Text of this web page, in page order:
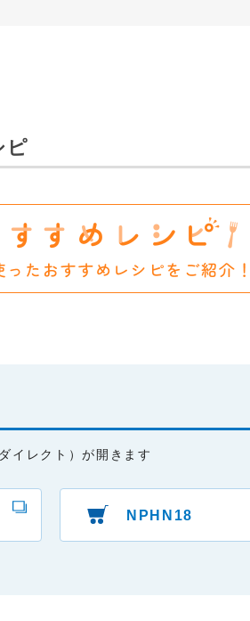
いますようお願いします。
すが、以下の点について、弊社は何ら
ること。
ピ
イレクト）が開きます
NPHN18